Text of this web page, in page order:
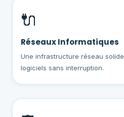
🔌
Réseaux Informatiques
Une infrastructure réseau
logiciels sans interruption.